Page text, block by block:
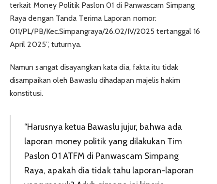
terkait Money Politik Paslon 01 di Panwascam Simpang
Raya dengan Tanda Terima Laporan nomor:
011/PL/PB/Kec.Simpangraya/26.02/IV/2025 tertanggal 16
April 2025”, tuturnya.
Namun sangat disayangkan kata dia, fakta itu tidak
disampaikan oleh Bawaslu dihadapan majelis hakim
konstitusi.
“Harusnya ketua Bawaslu jujur, bahwa ada
laporan money politik yang dilakukan Tim
Paslon 01 ATFM di Panwascam Simpang
Raya, apakah dia tidak tahu laporan-laporan